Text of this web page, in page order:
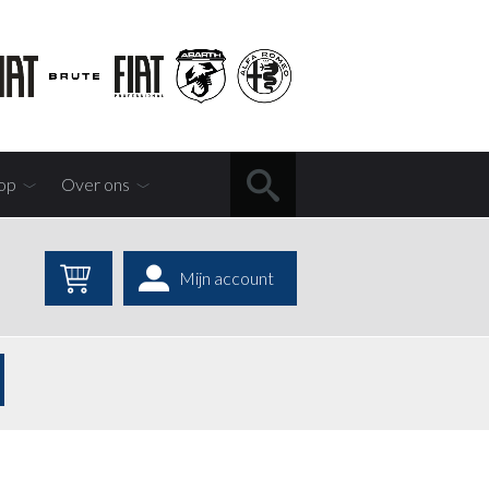
Over ons
Mijn account